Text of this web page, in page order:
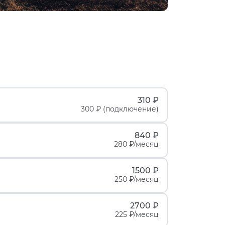
310 ₽
300 ₽ (подключение)
840 ₽
280 ₽/месяц
1500 ₽
250 ₽/месяц
2700 ₽
225 ₽/месяц